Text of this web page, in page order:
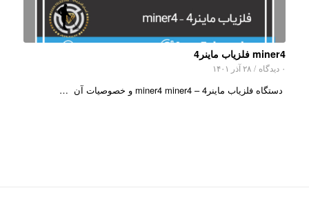
miner4 فلزیاب ماینر4
۰ دیدگاه / ۲۸ آذر ۱۴۰۱
دستگاه فلزیاب ماینر4 – miner4 miner4 و خصوصیات آن …